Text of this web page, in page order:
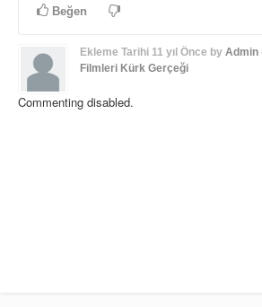
Beğen
Ekleme Tarihi 11 yıl Önce by Admin
Filmleri Kürk Gerçeği
Commenting disabled.